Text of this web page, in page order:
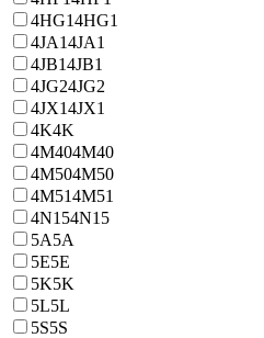
4HG14HG1
4JA14JA1
4JB14JB1
4JG24JG2
4JX14JX1
4K4K
4M404M40
4M504M50
4M514M51
4N154N15
5A5A
5E5E
5K5K
5L5L
5S5S